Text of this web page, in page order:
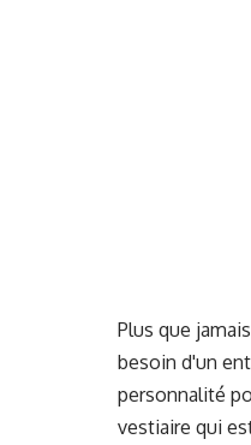
Plus que
besoin d'un
personnalité
vestiaire qui